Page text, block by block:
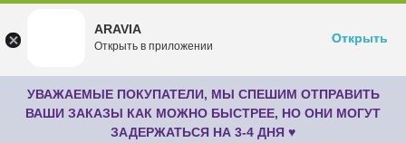
undefined
Бесплатноru.aravia.new
Открыть
УВАЖАЕМЫЕ ПОКУПАТЕЛИ, МЫ СПЕШИМ ОТПРАВИТЬ
ВАШИ ЗАКАЗЫ КАК МОЖНО БЫСТРЕЕ, НО ОНИ МОГУТ
ЗАДЕРЖАТЬСЯ НА 3-4 ДНЯ ♥
ARAVIA
Открыть в приложении
Открыть